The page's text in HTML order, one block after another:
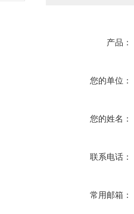
产品：
您的单位：
您的姓名：
联系电话：
常用邮箱：